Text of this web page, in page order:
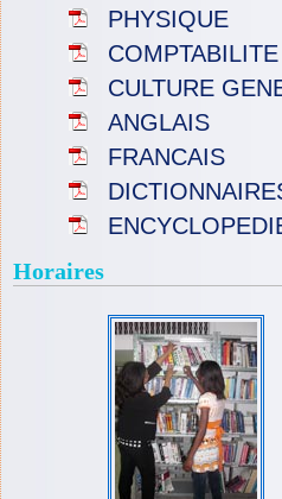
PHYSIQUE
COMPTABILITE
CULTURE
ANGLAIS
FRANCAIS
Horaires